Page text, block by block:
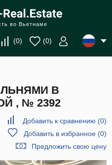
во Вьетнаме
(0) (0)
В
, № 2392
Добавить к сравнению (0)
Добавить в избранное(0)
Предложить свою цену